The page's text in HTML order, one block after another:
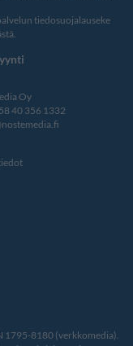
tiedosuojalauseke
.
Oy
40 356 1332
1795-8180 (verkkomedia).